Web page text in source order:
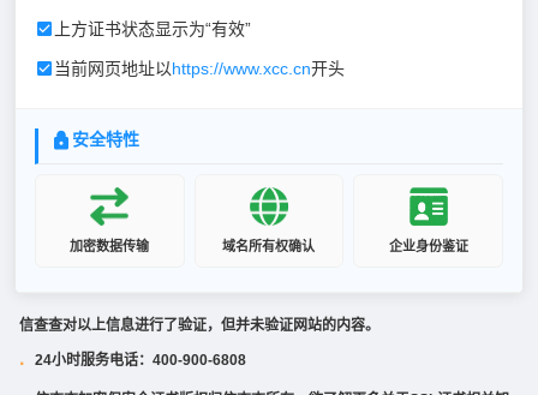
上方证书状态显示为“有效”
当前网页地址以https://www.xcc.cn开头
安全特性
加密数据传输 域名所有权确认 企业身份鉴证
信查查对以上信息进行了验证，但并未验证网站的内容。
· 24小时服务电话：400-900-6808